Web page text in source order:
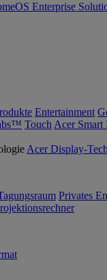
Enterprise
Entertainment
Touch Acer Smart
Acer Display-
Privates